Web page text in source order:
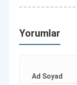
Yorumlar
Ad Soyad